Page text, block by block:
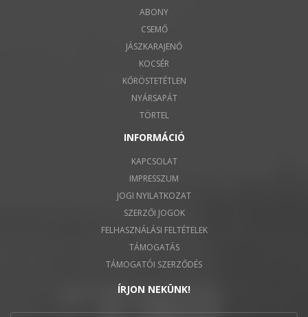
ABONY
CSEMŐ
JÁSZKARAJENŐ
KOCSÉR
KŐRÖSTETÉTLEN
NYÁRSAPÁT
TÖRTEL
INFORMÁCIÓ
KAPCSOLAT
IMPRESSZUM
JOGI NYILATKOZAT
SZERZŐI JOGOK
FELHASZNÁLÁSI FELTÉTELEK
TÁMOGATÁS
TÁMOGATÓI SZERZŐDÉS
ÍRJON NEKÜNK!